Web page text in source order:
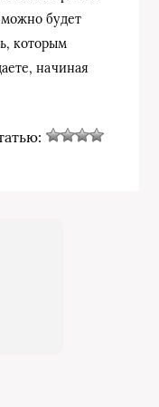
будет
которым
начиная